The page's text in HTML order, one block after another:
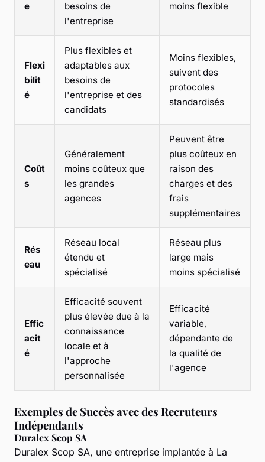
e
besoins de
l'entreprise
moins flexible
Flexi
bilit
é
Plus flexibles et
adaptables aux
besoins de
l'entreprise et des
candidats
Moins flexibles,
suivent des
protocoles
standardisés
Coût
s
Généralement
moins coûteux que
les grandes
agences
Peuvent être
plus coûteux en
raison des
charges et des
frais
supplémentaires
Rés
eau
Réseau local
étendu et
spécialisé
Réseau plus
large mais
moins spécialisé
Effic
acit
é
Efficacité souvent
plus élevée due à la
connaissance
locale et à
l'approche
personnalisée
Efficacité
variable,
dépendante de
la qualité de
l'agence
Exemples de Succès avec des Recruteurs
Indépendants
Duralex Scop SA
Duralex Scop SA, une entreprise implantée à La